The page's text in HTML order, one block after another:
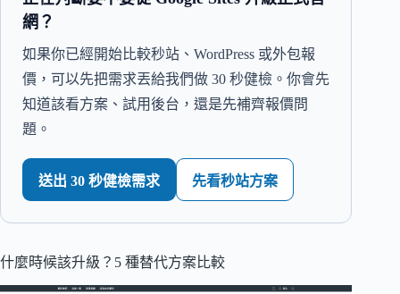
網？
如果你已經開始比較秒站、WordPress 或外包報
價，可以先把需求丟給我們做 30 秒健檢。你會先
知道該看方案、試用後台，還是先補齊報價問
題。
送出 30 秒健檢需求 先看秒站方案
什麼時候該升級？5 種替代方案比較